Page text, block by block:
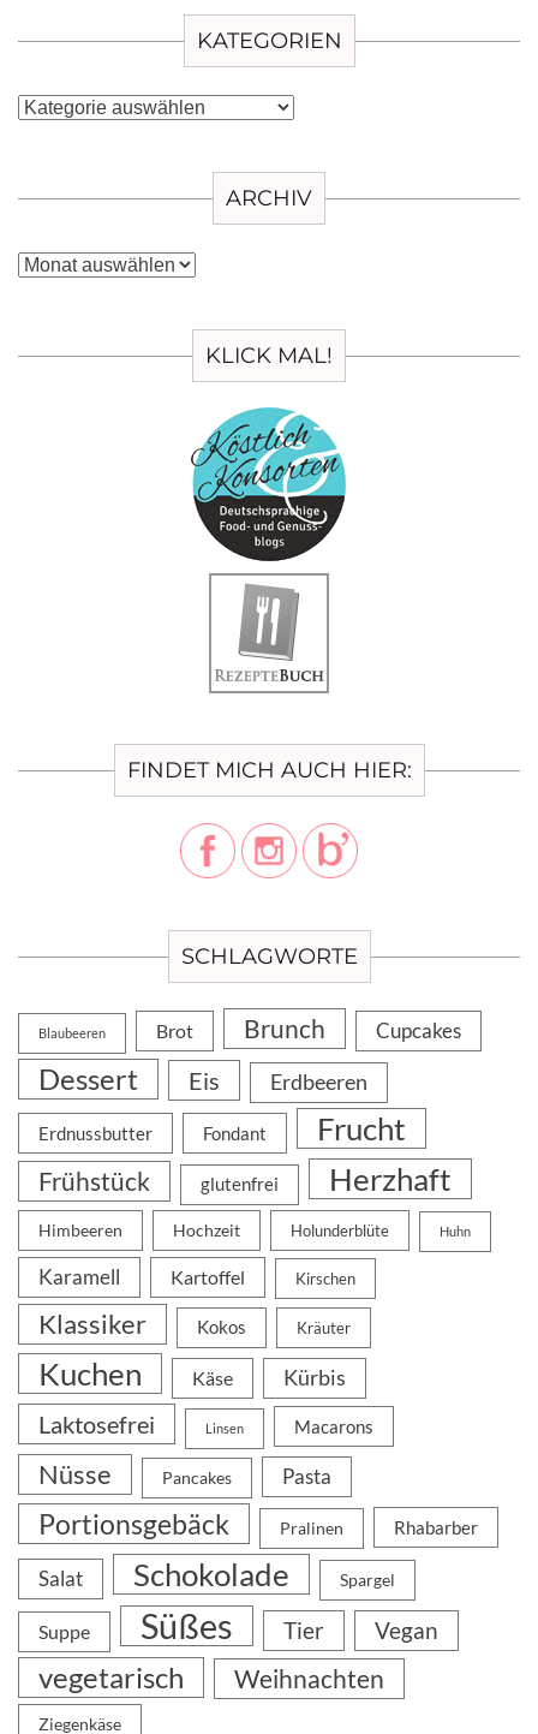
KATEGORIEN
Kategorien
ARCHIV
Archiv
KLICK MAL!
FINDET MICH AUCH HIER:
SCHLAGWORTE
Blaubeeren Brot Brunch Cupcakes
Dessert Eis Erdbeeren
Erdnussbutter Fondant Frucht
Frühstück glutenfrei Herzhaft
Himbeeren Hochzeit Holunderblüte Huhn
Karamell Kartoffel Kirschen
Klassiker Kokos Kräuter
Kuchen Käse Kürbis
Laktosefrei Linsen Macarons
Nüsse Pancakes Pasta
Portionsgebäck Pralinen Rhabarber
Salat Schokolade Spargel
Suppe Süßes Tier Vegan
vegetarisch Weihnachten
Ziegenkäse